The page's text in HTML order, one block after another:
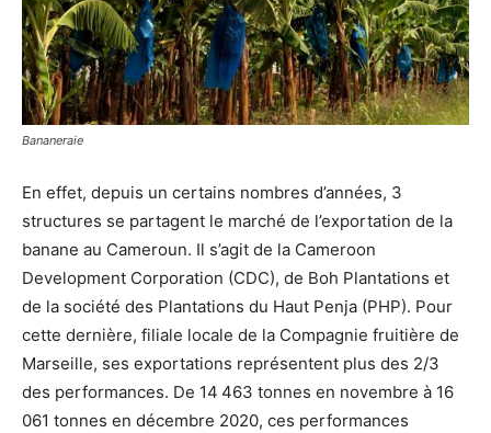
Bananeraie
En effet, depuis un certains nombres d’années, 3
structures se partagent le marché de l’exportation de la
banane au Cameroun. Il s’agit de la Cameroon
Development Corporation (CDC), de Boh Plantations et
de la société des Plantations du Haut Penja (PHP). Pour
cette dernière, filiale locale de la Compagnie fruitière de
Marseille, ses exportations représentent plus des 2/3
des performances. De 14 463 tonnes en novembre à 16
061 tonnes en décembre 2020, ces performances